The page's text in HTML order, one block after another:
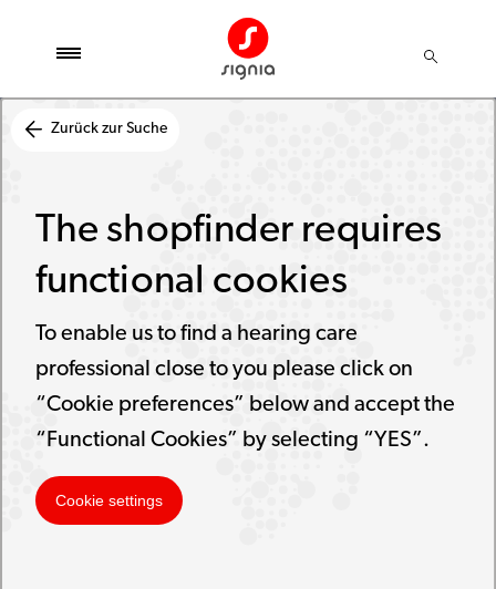
Zurück zur Suche
The shopfinder requires
functional cookies
To enable us to find a hearing care
professional close to you please click on
“Cookie preferences” below and accept the
“Functional Cookies” by selecting “YES”.
Cookie settings